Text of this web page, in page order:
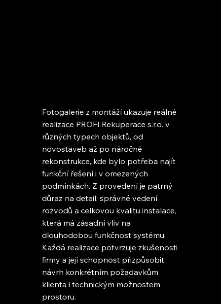
Fotogalerie z montáží ukazuje reálné
realizace PROFI Rekuperace s.r.o. v
různých typech objektů, od
novostaveb až po náročné
rekonstrukce, kde bylo potřeba najít
funkční řešení i v omezených
podmínkách. Z provedení je patrný
důraz na detail, správné vedení
rozvodů a celkovou kvalitu instalace,
která má zásadní vliv na
dlouhodobou funkčnost systému.
Každá realizace potvrzuje zkušenosti
firmy a její schopnost přizpůsobit
návrh konkrétním požadavkům
klienta i technickým možnostem
prostoru.